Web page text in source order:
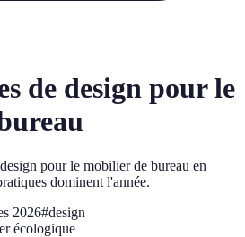
de design pour le
pour le mobilier de bureau en
dominent l'année.
2026#design
écologique